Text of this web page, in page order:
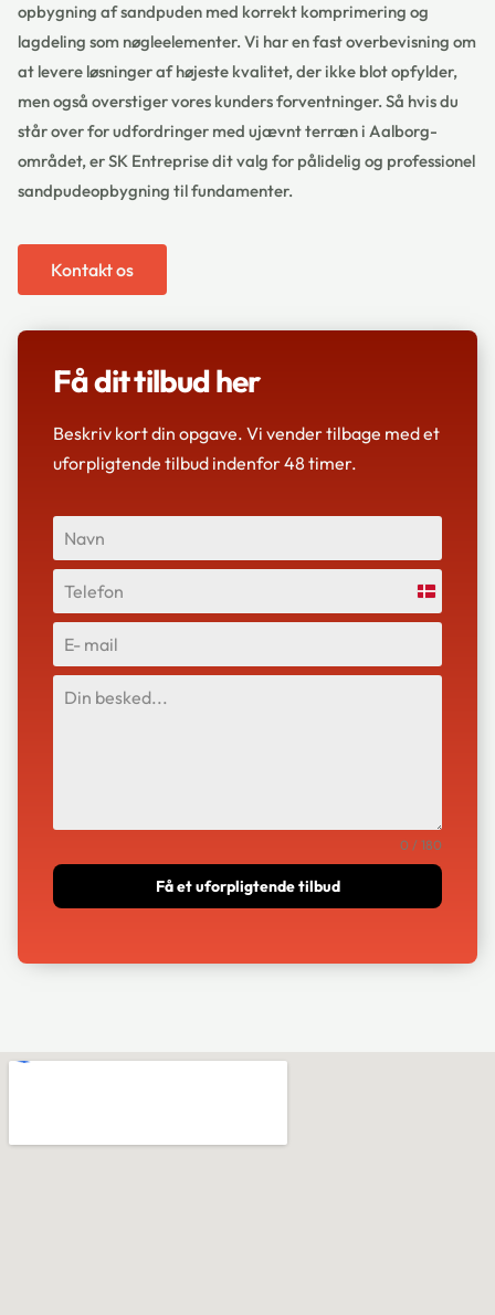
opbygning af sandpuden med korrekt komprimering og
lagdeling som nøgleelementer. Vi har en fast overbevisning om
at levere løsninger af højeste kvalitet, der ikke blot opfylder,
men også overstiger vores kunders forventninger. Så hvis du
står over for udfordringer med ujævnt terræn i Aalborg-
området, er SK Entreprise dit valg for pålidelig og professionel
sandpudeopbygning til fundamenter.
Kontakt os
Få dit tilbud her
Beskriv kort din opgave. Vi vender tilbage med et
uforpligtende tilbud indenfor ​48 timer.
Denmark
+45
0 / 180
Få et uforpligtende tilbud